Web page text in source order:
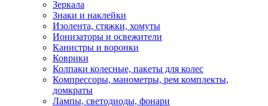
Зеркала
Знаки и наклейки
Изолента, стяжки, хомуты
Ионизаторы и освежители
Канистры и воронки
Коврики
Колпаки колесные, пакеты для колес
Компрессоры, манометры, рем комплекты,
домкраты
Лампы, светодиоды, фонари